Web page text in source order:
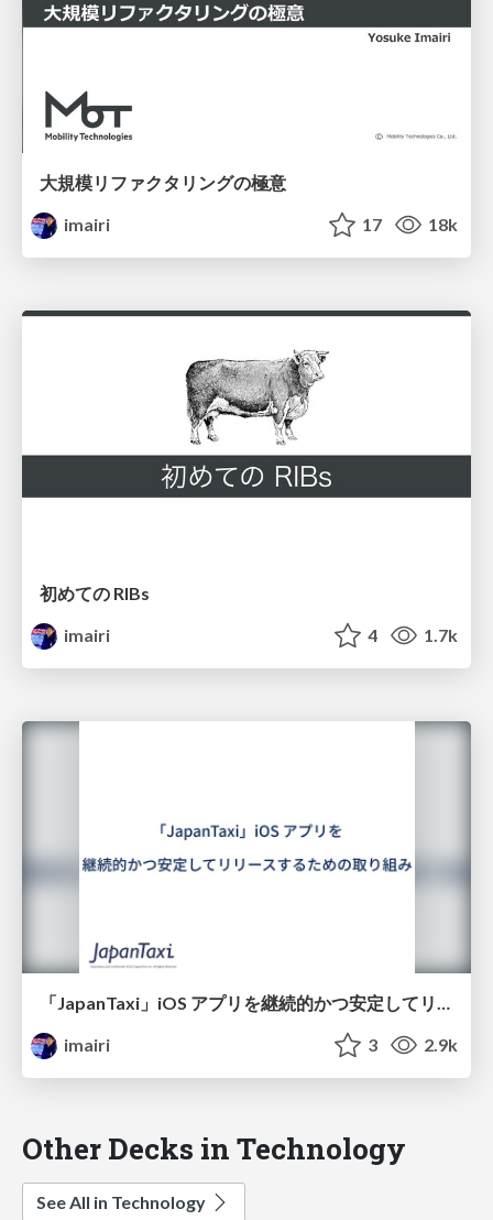
大規模リファクタリングの極意
imairi
17 18k
初めての RIBs
imairi
4 1.7k
「JapanTaxi」iOS アプリを継続的かつ安定してリリースするための取り組み
imairi
3 2.9k
Other Decks in Technology
See All in Technology